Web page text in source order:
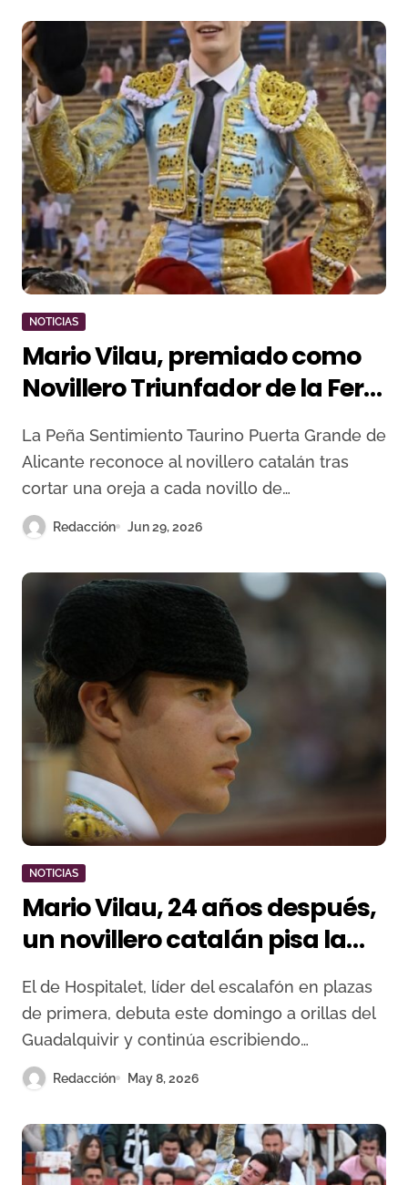
NOTICIAS
Mario Vilau, premiado como
Novillero Triunfador de la Feria
de Hogueras de Alicante
La Peña Sentimiento Taurino Puerta Grande de
Alicante reconoce al novillero catalán tras
cortar una oreja a cada novillo de…
Redacción Jun 29, 2026
NOTICIAS
Mario Vilau, 24 años después,
un novillero catalán pisa la
Maestranza
El de Hospitalet, líder del escalafón en plazas
de primera, debuta este domingo a orillas del
Guadalquivir y continúa escribiendo…
Redacción May 8, 2026